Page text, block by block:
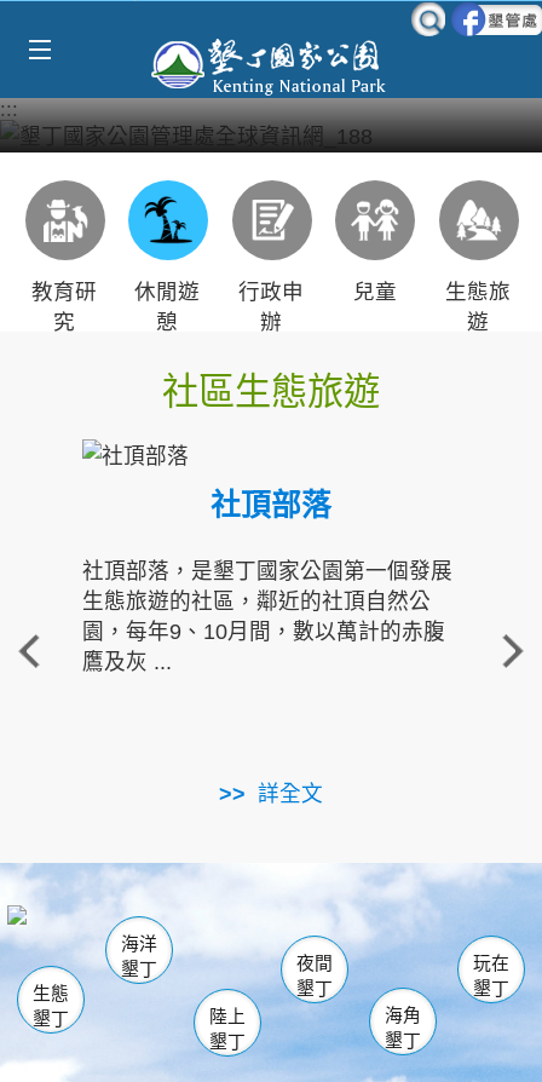
:::
教育研
究
休閒遊
憩
行政申
辦
兒童
生態旅
遊
社區生態旅遊
社頂部落
社頂部落，是墾丁國家公園第一個發展
生態旅遊的社區，鄰近的社頂自然公
園，每年9、10月間，數以萬計的赤腹
鷹及灰 ...
詳全文
重
走進
南仁湖
海生館
恆春 佳樂水
龍鑾潭自然中心 森林遊樂區
瓊麻館
關山 墾管處遊客中心
社頂公園 風吹沙
船帆石
白砂 龍磐公園
香蕉灣
砂島
鵝鑾鼻
生態
墾丁
海洋
墾丁
陸上
墾丁
夜間
墾丁
海角
墾丁
玩在
墾丁